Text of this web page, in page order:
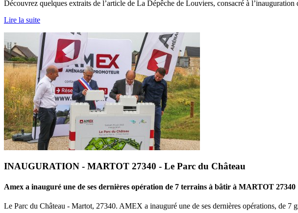
Découvrez quelques extraits de l’article de La Dépêche de Louviers, consacré à
Lire la suite
INAUGURATION - MARTOT 27340 - Le Parc du Château
Amex a inauguré une de ses dernières opération de 7 terrains à bâtir à MARTOT 27340
Le Parc du Château - Martot, 27340. AMEX a inauguré une de ses dernières opérations, de